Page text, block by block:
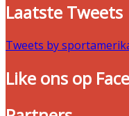
Laatste Tweets
Tweets by
Like ons op